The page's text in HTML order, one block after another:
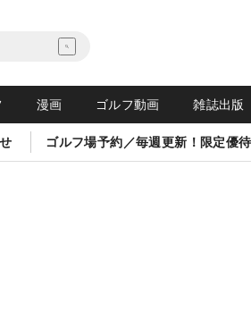
漫画 ゴルフ動画 雑誌出版
ゴルフ場予約／毎週更新！限定優